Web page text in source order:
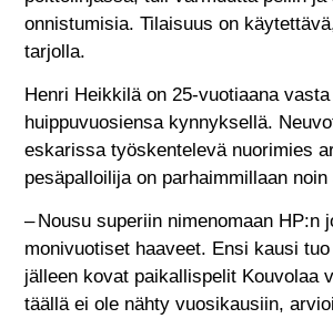
onnistumisia. Tilaisuus on
tarjolla.
Henri Heikkilä on 25-vuotiaana vasta
huippuvuosiensa kynnyksellä.
eskarissa työskentelevä nuorimies
pesäpalloilija on parhaimmillaan
– Nousu superiin nimenomaan HP:n
monivuotiset haaveet. Ensi kausi
jälleen kovat paikallispelit Kouvolaa
täällä ei ole nähty vuosikausiin,